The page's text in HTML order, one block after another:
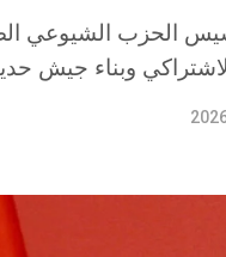
الصين الذكرى 105 لتأسيس
وبناء جيش